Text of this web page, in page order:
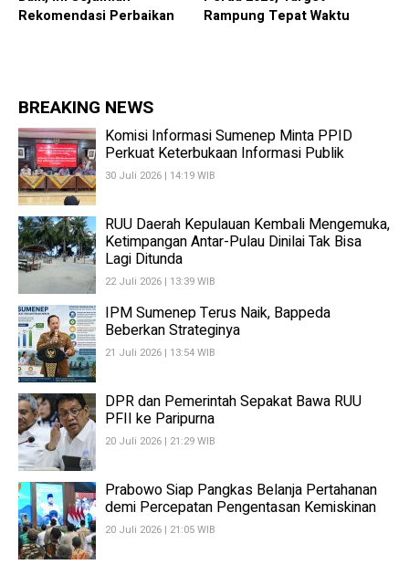
Rekomendasi Perbaikan
Rampung Tepat Waktu
BREAKING NEWS
Komisi Informasi Sumenep Minta PPID
Perkuat Keterbukaan Informasi Publik
30 Juli 2026 | 14:19 WIB
RUU Daerah Kepulauan Kembali Mengemuka,
Ketimpangan Antar-Pulau Dinilai Tak Bisa
Lagi Ditunda
22 Juli 2026 | 13:39 WIB
IPM Sumenep Terus Naik, Bappeda
Beberkan Strateginya
21 Juli 2026 | 13:54 WIB
DPR dan Pemerintah Sepakat Bawa RUU
PFII ke Paripurna
20 Juli 2026 | 21:29 WIB
Prabowo Siap Pangkas Belanja Pertahanan
demi Percepatan Pengentasan Kemiskinan
20 Juli 2026 | 21:05 WIB